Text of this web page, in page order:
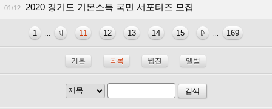
01/12 2020 경기도 기본소득 국민 서포터즈 모집
1 ... 11 12 13 14 15 ... 169
기본 목록 웹진 앨범
검색